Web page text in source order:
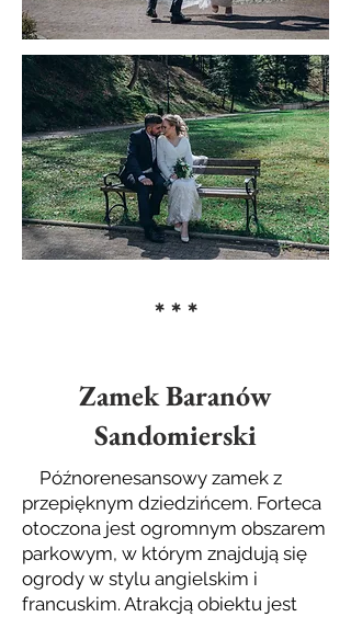
* * *
Zamek Baranów
Sandomierski
Późnorenesansowy zamek z
przepięknym dziedzińcem. Forteca
otoczona jest ogromnym obszarem
parkowym, w którym znajdują się
ogrody w stylu angielskim i
francuskim. Atrakcją obiektu jest